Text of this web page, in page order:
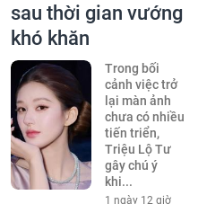
sau thời gian vướng
khó khăn
Trong bối
cảnh việc trở
lại màn ảnh
chưa có nhiều
tiến triển,
Triệu Lộ Tư
gây chú ý
khi...
1 ngày 12 giờ